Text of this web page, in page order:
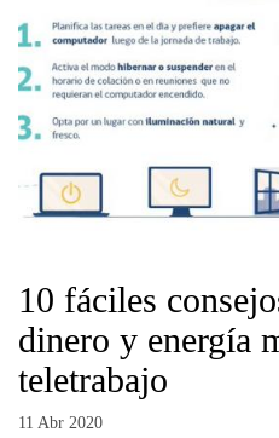
10 fáciles
dinero y energía
teletrabajo
11 Abr 2020